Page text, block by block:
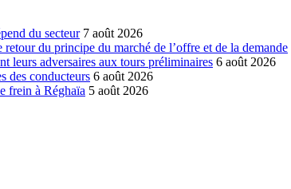
du secteur 7 août 2026
du principe du marché de l’offre et de la demande
leurs adversaires aux tours préliminaires 6 août 2026
des conducteurs 6 août 2026
frein à Réghaïa 5 août 2026